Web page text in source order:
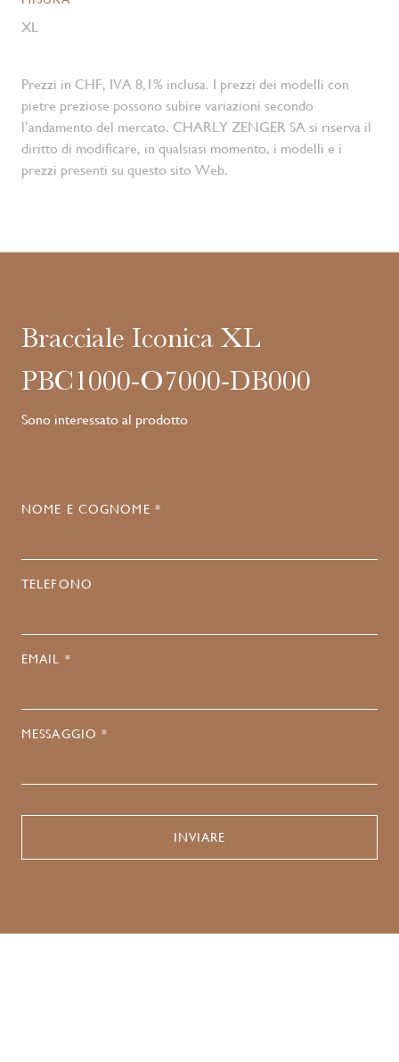
XL
Prezzi in CHF, IVA 8,1% inclusa. I prezzi dei modelli con
pietre preziose possono subire variazioni secondo
l’andamento del mercato. CHARLY ZENGER SA si riserva il
diritto di modificare, in qualsiasi momento, i modelli e i
prezzi presenti su questo sito Web.
Bracciale Iconica XL
PBC1000-O7000-DB000
Sono interessato al prodotto
NOME E COGNOME *
TELEFONO
EMAIL *
MESSAGGIO *